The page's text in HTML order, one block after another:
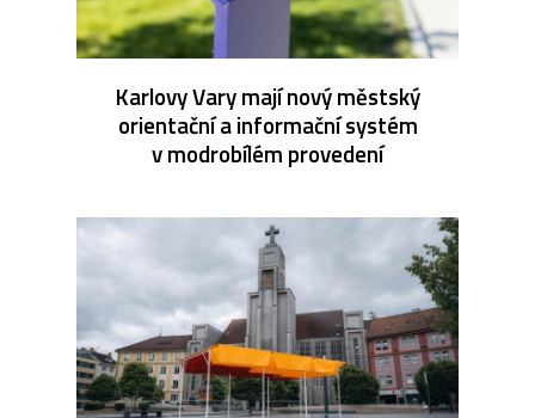
Karlovy Vary mají nový městský
orientační a informační systém
v modrobílém provedení